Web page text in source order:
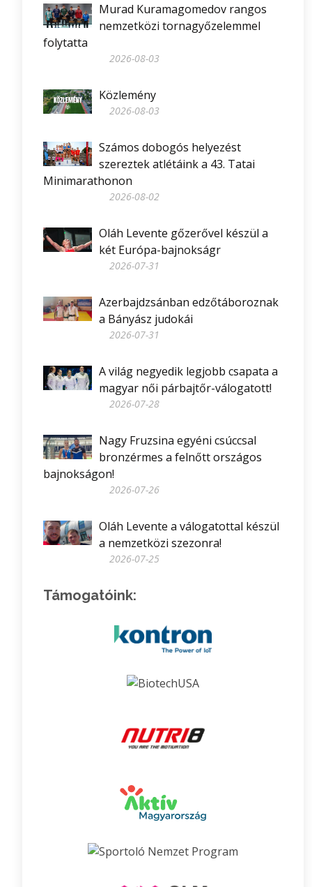
Murad Kuramagomedov rangos
nemzetközi tornagyőzelemmel
folytatta
2026-08-03
Közlemény
2026-08-03
Számos dobogós helyezést
szereztek atlétáink a 43. Tatai
Minimarathonon
2026-08-02
Oláh Levente gőzerővel készül a
két Európa-bajnokságr
2026-07-31
Azerbajdzsánban edzőtáboroznak
a Bányász judokái
2026-07-31
A világ negyedik legjobb csapata a
magyar női párbajtőr-válogatott!
2026-07-28
Nagy Fruzsina egyéni csúccsal
bronzérmes a felnőtt országos
bajnokságon!
2026-07-26
Oláh Levente a válogatottal készül
a nemzetközi szezonra!
2026-07-25
Támogatóink: